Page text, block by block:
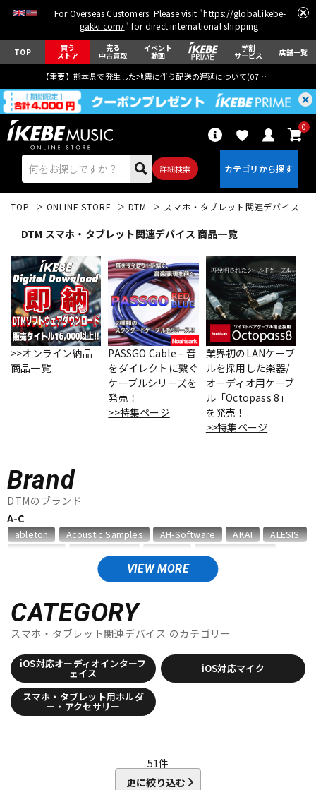
For Overseas Customers: Please visit "https://global.ikebe-
gakki.com/" for direct international shipping.
TOP 買う
ストア
売る
中古買取
イベント
動画
学割
サービス 店舗一覧
【重要】熊本県で発生した地震に伴う配送の遅延について(07月29日
詳細検索
0
エレキギター アコギ/エレアコ
ベース ウクレレ
パーカッション
管楽器
アンプ エフェクター
DTM オンライン納品 レコーディング機器
配信/ライブ機器
TOP ONLINE STORE DTM スマホ・タブレット関連デバイス
DTM スマホ・タブレット関連デバイス 商品一覧
>>オンライン納品
商品一覧
PASSGO Cable – 音
をダイレクトに繋ぐ
ケーブルシリーズを
発売！
>>特集ページ
業界初のLANケーブ
ルを採用した楽器/
オーディオ用ケーブ
ル「Octopass 8」
を発売！
>>特集ページ
Brand
DTMのブランド
VIEW MORE
A-C
ableton Acoustic Samples AH-Software AKAI
ALESIS
Artiphon ARTRIG Arturia
audio-technica AVID BestService
BITWIG
Blackstar BOSS
CINESAMPLES
CME PRO
CRYPTON
D-I
DAHUA DECKSAVER DiGiGrid
DOTEC AUDIO
EAST WEST
ENHANCIA ESI
FabFilter
FLUX:: Focusrite
Ikebe Original
Inspired Acoustics
CATEGORY
スマホ・タブレット関連デバイス のカテゴリー
iOS対応オーディオインターフ
ェイス iOS対応マイク
スマホ・タブレット用ホルダ
ー・アクセサリー
51件
更に絞り込む